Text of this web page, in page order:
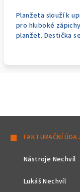
Planžeta slouží k
pro hluboké
planžet. Destička
FAKTURAČNÍ
Nástroje Nechvíl
Lukáš Nechvíl